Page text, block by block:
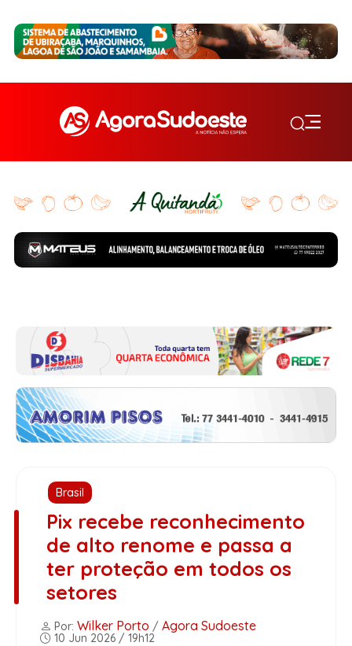
Brasil
Pix recebe reconhecimento
de alto renome e passa a
ter proteção em todos os
setores
Por: Wilker Porto / Agora Sudoeste
10 Jun 2026 / 19h12